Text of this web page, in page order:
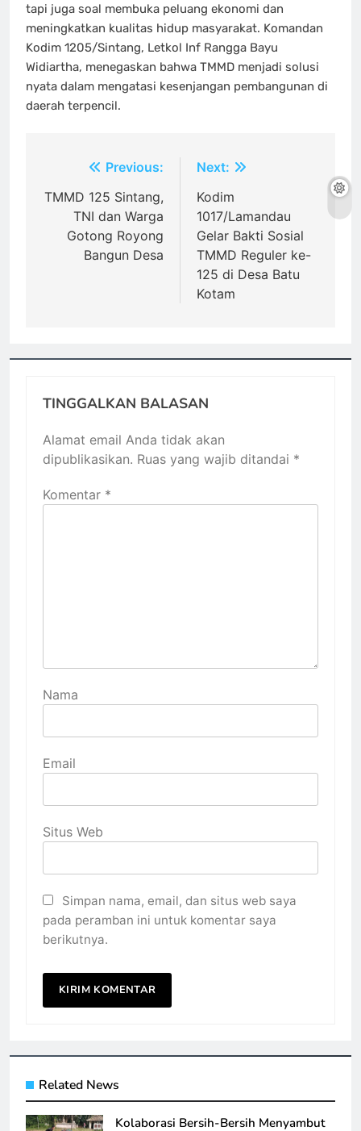
tapi juga soal membuka peluang ekonomi dan
meningkatkan kualitas hidup masyarakat. Komandan
Kodim 1205/Sintang, Letkol Inf Rangga Bayu
Widiartha, menegaskan bahwa TMMD menjadi solusi
nyata dalam mengatasi kesenjangan pembangunan di
daerah terpencil.
Navigasi
pos
Previous:
TMMD 125 Sintang,
TNI dan Warga
Gotong Royong
Bangun Desa
Next:
Kodim
1017/Lamandau
Gelar Bakti Sosial
TMMD Reguler ke-
125 di Desa Batu
Kotam
TINGGALKAN BALASAN
Alamat email Anda tidak akan
dipublikasikan. Ruas yang wajib ditandai *
Komentar *
Nama
Email
Situs Web
Simpan nama, email, dan situs web saya
pada peramban ini untuk komentar saya
berikutnya.
Related News
Kolaborasi Bersih-Bersih Menyambut